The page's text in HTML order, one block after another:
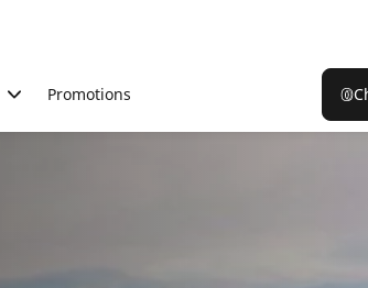
Promotions